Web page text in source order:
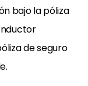
bajo la póliza
de seguro